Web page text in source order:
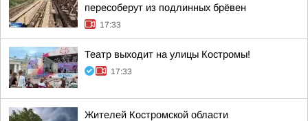
пересоберут из подлинных брёвен
17:33
Театр выходит на улицы Костромы!
17:33
Жителей Костромской области